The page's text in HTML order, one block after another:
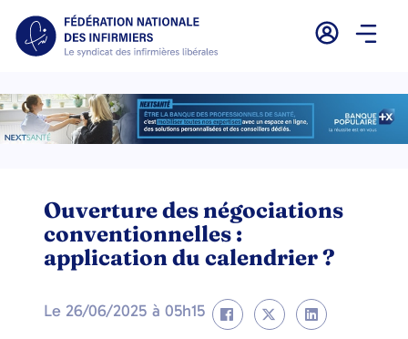
Ouverture des négociations
conventionnelles :
application du calendrier ?
Le 26/06/2025 à 05h15